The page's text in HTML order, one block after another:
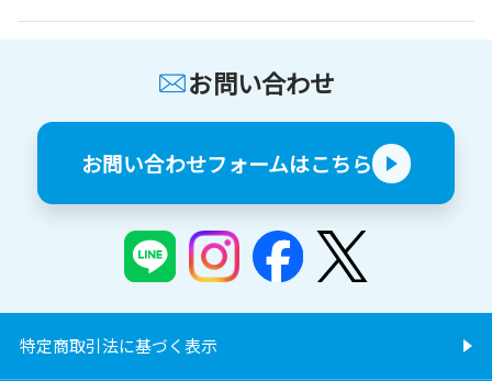
お問い合わせ
お問い合わせフォームはこちら
特定商取引法に基づく表示